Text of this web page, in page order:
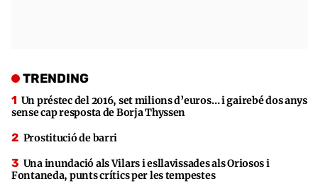
TRENDING
Un préstec del 2016, set milions d’euros… i gairebé dos anys
sense cap resposta de Borja Thyssen
Prostitució de barri
Una inundació als Vilars i esllavissades als Oriosos i
Fontaneda, punts crítics per les tempestes